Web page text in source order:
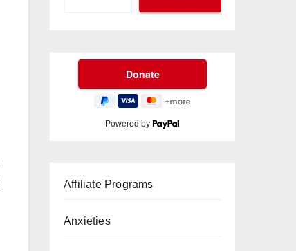
Powered by
Affiliate Programs
Anxieties